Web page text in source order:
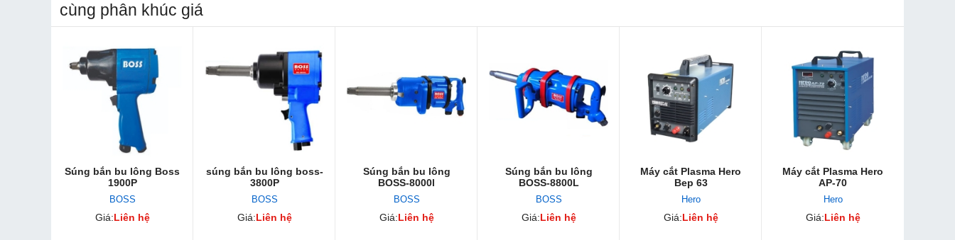
cùng phân khúc giá
Súng bắn bu lông Boss
1900P
BOSS
Giá:Liên hệ
súng bắn bu lông boss-
3800P
BOSS
Giá:Liên hệ
Súng bắn bu lông
BOSS-8000l
BOSS
Giá:Liên hệ
Súng bắn bu lông
BOSS-8800L
BOSS
Giá:Liên hệ
Máy cắt Plasma Hero
Bep 63
Hero
Giá:Liên hệ
Máy cắt Plasma Hero
AP-70
Hero
Giá:Liên hệ